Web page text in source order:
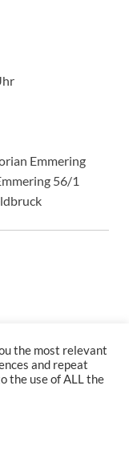
Emmering
56/1
the most relevant
and repeat
the use of ALL the